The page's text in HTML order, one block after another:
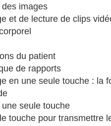
images
et de lecture de clips
du patient
de rapports
en une seule touche : la
seule touche
touche pour transmettre